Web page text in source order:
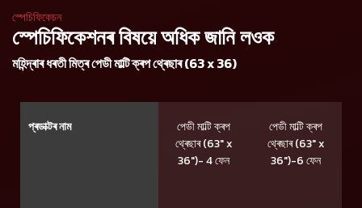
স্পেচিফিকেচন
স্পেচিফিকেশনৰ বিষয়ে অধিক জানি লওক
মহিন্দ্ৰাৰ ধৰতী মিত্ৰ পেডী মাল্টি ক্ৰপ থ্ৰেছাৰ (63 x 36)
প্ৰডাক্টৰ নাম
পেডী মাল্টি ক্ৰপ
থ্ৰেছাৰ (63" x
36")- 4 ফেন
পেডী মাল্টি ক্ৰপ
থ্ৰেছাৰ (63" x
36")-6 ফেন